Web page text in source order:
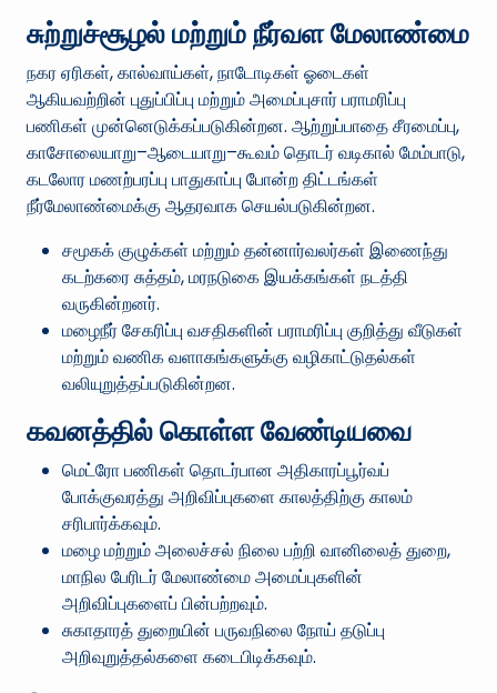
சுற்றுச்சூழல் மற்றும் நீர்வள மேலாண்மை
நகர ஏரிகள், கால்வாய்கள், நாடோடிகள் ஓடைகள்
ஆகியவற்றின் புதுப்பிப்பு மற்றும் அமைப்புசார் பராமரிப்பு
பணிகள் முன்னெடுக்கப்படுகின்றன. ஆற்றுப்பாதை சீரமைப்பு,
காசோலையாறு–ஆடையாறு–கூவம் தொடர் வடிகால் மேம்பாடு,
கடலோர மணற்பரப்பு பாதுகாப்பு போன்ற திட்டங்கள்
நீர்மேலாண்மைக்கு ஆதரவாக செயல்படுகின்றன.
சமூகக் குழுக்கள் மற்றும் தன்னார்வலர்கள் இணைந்து
கடற்கரை சுத்தம், மரநடுகை இயக்கங்கள் நடத்தி
வருகின்றனர்.
மழைநீர் சேகரிப்பு வசதிகளின் பராமரிப்பு குறித்து வீடுகள்
மற்றும் வணிக வளாகங்களுக்கு வழிகாட்டுதல்கள்
வலியுறுத்தப்படுகின்றன.
கவனத்தில் கொள்ள வேண்டியவை
மெட்ரோ பணிகள் தொடர்பான அதிகாரப்பூர்வப்
போக்குவரத்து அறிவிப்புகளை காலத்திற்கு காலம்
சரிபார்க்கவும்.
மழை மற்றும் அலைச்சல் நிலை பற்றி வானிலைத் துறை,
மாநில பேரிடர் மேலாண்மை அமைப்புகளின்
அறிவிப்புகளைப் பின்பற்றவும்.
சுகாதாரத் துறையின் பருவநிலை நோய் தடுப்பு
அறிவுறுத்தல்களை கடைபிடிக்கவும்.